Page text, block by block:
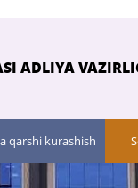
ADLIYA
qarshi kurashish